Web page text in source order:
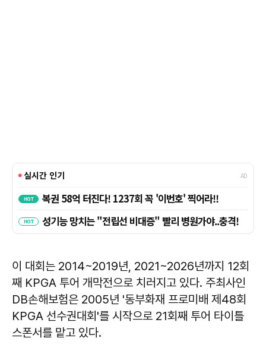
이 대회는 2014~2019년, 2021~2026년까지 12회
째 KPGA 투어 개막전으로 치러지고 있다. 주최사인
DB손해보험은 2005년 '동부화재 프로미배 제48회
KPGA 선수권대회'를 시작으로 21회째 투어 타이틀
스폰서를 맡고 있다.